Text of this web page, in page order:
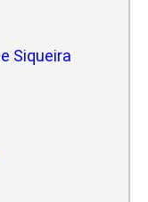
Siqueira